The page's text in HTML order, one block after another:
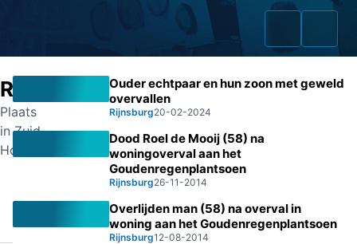
Fraudeurs
Rijnsburg
Plaats
in Zuid-
Holland
Ouder echtpaar en hun zoon met geweld
overvallen
Rijnsburg20-02-2024
Dood Roel de Mooij (58) na
woningoverval aan het
Goudenregenplantsoen
Rijnsburg26-11-2014
Overlijden man (58) na overval in
woning aan het Goudenregenplantsoen
Rijnsburg12-08-2014